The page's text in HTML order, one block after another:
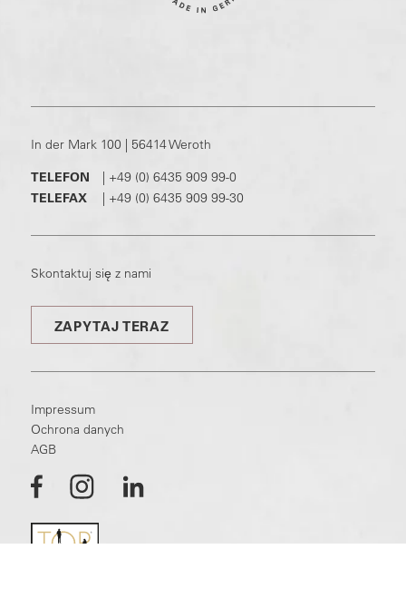
In der Mark 100 | 56414 Weroth
TELEFON
| +49 (0) 6435 909 99-0
TELEFAX
| +49 (0) 6435 909 99-30
Skontaktuj się z nami
ZAPYTAJ TERAZ
Impressum
Ochrona danych
AGB